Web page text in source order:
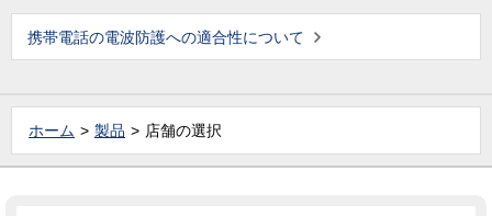
携帯電話の電波防護への適合性について
ホーム 製品 店舗の選択